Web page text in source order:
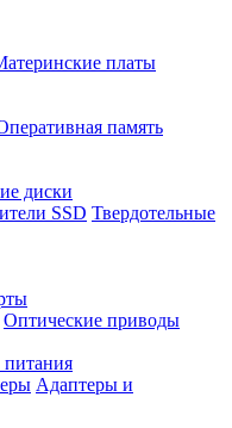
платы
память
диски
Твердотельные
Оптические приводы
Адаптеры и